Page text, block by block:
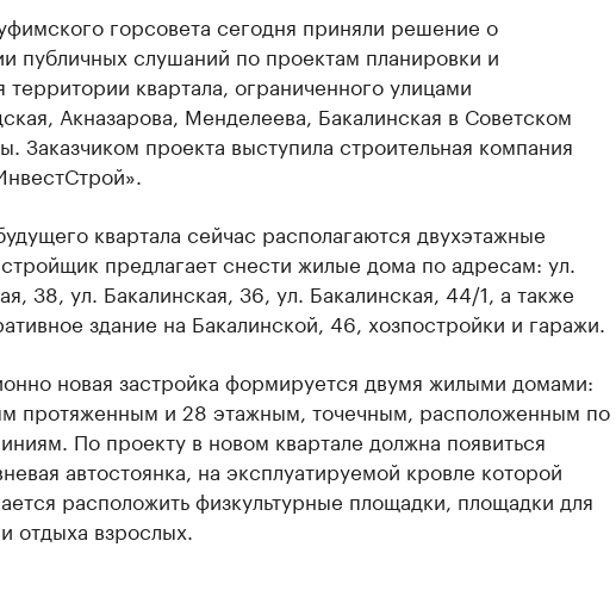
горсовета сегодня приняли решение о
публичных слушаний по проектам планировки и
территории квартала, ограниченного улицами
Акназарова, Менделеева, Бакалинская в Советском
Заказчиком проекта выступила строительная компания
квартала сейчас располагаются двухэтажные
предлагает снести жилые дома по адресам: ул.
38, ул. Бакалинская, 36, ул. Бакалинская, 44/1, а также
здание на Бакалинской, 46, хозпостройки и гаражи.
новая застройка формируется двумя жилыми домами:
протяженным и 28 этажным, точечным, расположенным по
По проекту в новом квартале должна появиться
автостоянка, на эксплуатируемой кровле которой
расположить физкультурные площадки, площадки для
отдыха взрослых.